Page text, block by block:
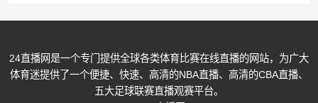
24直播网是一个专门提供全球各类体育比赛在线直播的网站，为广大
体育迷提供了一个便捷、快速、高清的NBA直播、高清的CBA直播、
五大足球联赛直播观赛平台。